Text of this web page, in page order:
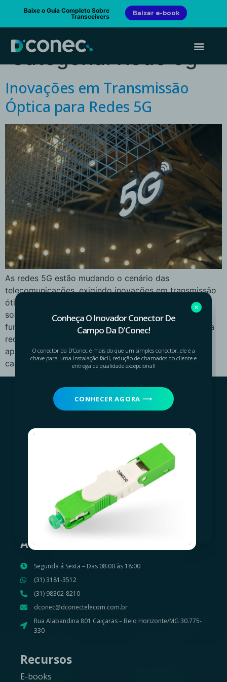
Baixe o Guia Completo Sobre
Transceivers
Baixar e-book
Categoria:Rede 5g
Inovações em Transmissão
Óptica para Redes 5G
As redes 5G estão mudando o cenário das
telecomunicações, exigindo inovações em transmissão
ótica para suportar suas demandas. A fibra ótica e as
soluções da Dconec desempenham papéis
fundamentais, desde capacidade de transmissão até a
redução da latência. Essas inovações não apenas
aprimoram as redes atuais, mas também abrem
caminho para o futuro das telecomunicações 5G.
Excelência em Produtos e
Navegue
Sobre nós
Suporte Cliente
Política de Privacidade
Atendimento
Segunda á Sexta – Das 08:00 às 18:00
(31) 3181-3512
(31) 98302-8210
dconec@dconectelecom.com.br
Rua Alabandina 801 Caiçaras – Belo Horizonte/MG 30.775-
330
Recursos
E-books
Conheça O Inovador Conector De
Campo Da D'Conec!
O conector da D’Conec é mais do que um simples conector, ele é a
chave para uma instalação fácil, redução de chamados do cliente e
entrega de qualidade excepcional!
CONHECER AGORA ⟶